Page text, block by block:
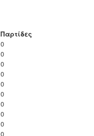
Παρτίδες
0
0
0
0
0
0
0
0
0
0